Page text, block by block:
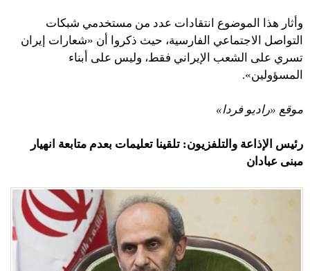
وأثار هذا الموضوع انتقادات عدد من مستخدمي شبكات
التواصل الاجتماعي الفارسية، حيث ذكروا أن «شعارات إيران
تسري على الشعب الإيراني فقط، وليس على أبناء
المسؤولين».
موقع «راديو فردا»
رئيس الإذاعة والتلفزيون: تلقينا تعليمات بعدم متابعة انهيار
مبنى عبادان